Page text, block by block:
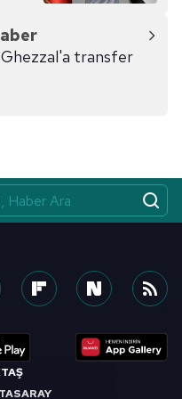
çerezlerle ilgili bilgi
transfer